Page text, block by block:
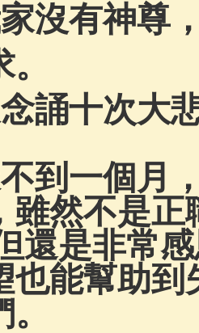
沒有神尊
誦十次大
到一個月
雖然不是
還是非常
也能幫助